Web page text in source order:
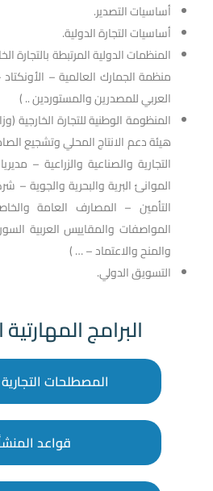
أساسيات التصدير.
أساسيات التجارة الدولية.
المنظمات الدولية المرتبطة بالتجارة
منظمة الجمارك العالمية – الأونكتاد
العربي للمصدرين والمستوردين .. )
المنظومة الوطنية للتجارة الخارجية
هيئة دعم الانتاج المحلي وتشجيع
التجارية والصناعية والزراعية –
الموانئ البرية والبحرية والجوية
التأمين – المصارف العامة
المواصفات والمقاييس العربية
والمنح والاعتماد – … )
التسويق الدولي.
البرامج
المصطلحات
قواعد